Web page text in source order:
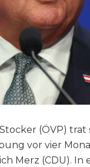
(ÖVP) trat
vor vier
Merz (CDU). In